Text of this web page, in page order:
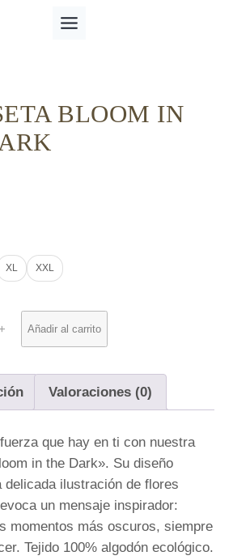
BLOOM IN
XL XXL
Añadir al carrito
Valoraciones (0)
que hay en ti con nuestra
in the Dark». Su diseño
delicada ilustración de flores
un mensaje inspirador:
momentos más oscuros, siempre
Tejido 100% algodón ecológico.